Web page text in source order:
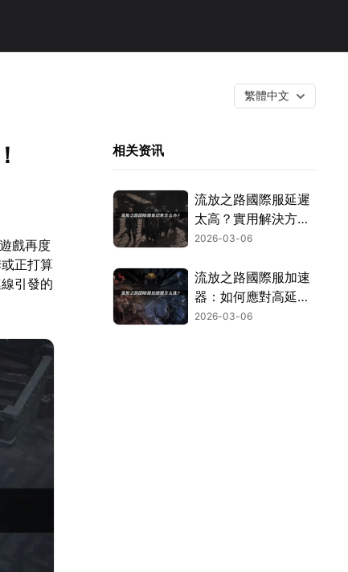
繁體中文
戲再度
正打算
引發的
相关资讯
流放之路國際服延遲
太高？實用解決方案
與工具推薦！
2026-03-06
流放之路國際服加速
器：如何應對高延遲
與連接不穩？
2026-03-06